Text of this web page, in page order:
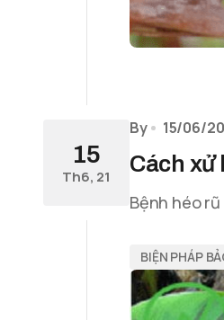
15
Th6, 21
By 15/06/
Cách xử
Bệnh héo
BIỆN PHÁP